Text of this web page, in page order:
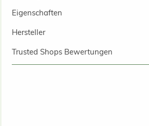
Eigenschaften
Hersteller
Trusted Shops Bewertungen